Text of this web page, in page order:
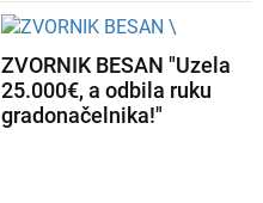
ZVORNIK BESAN "Uzela
25.000€, a odbila ruku
gradonačelnika!"